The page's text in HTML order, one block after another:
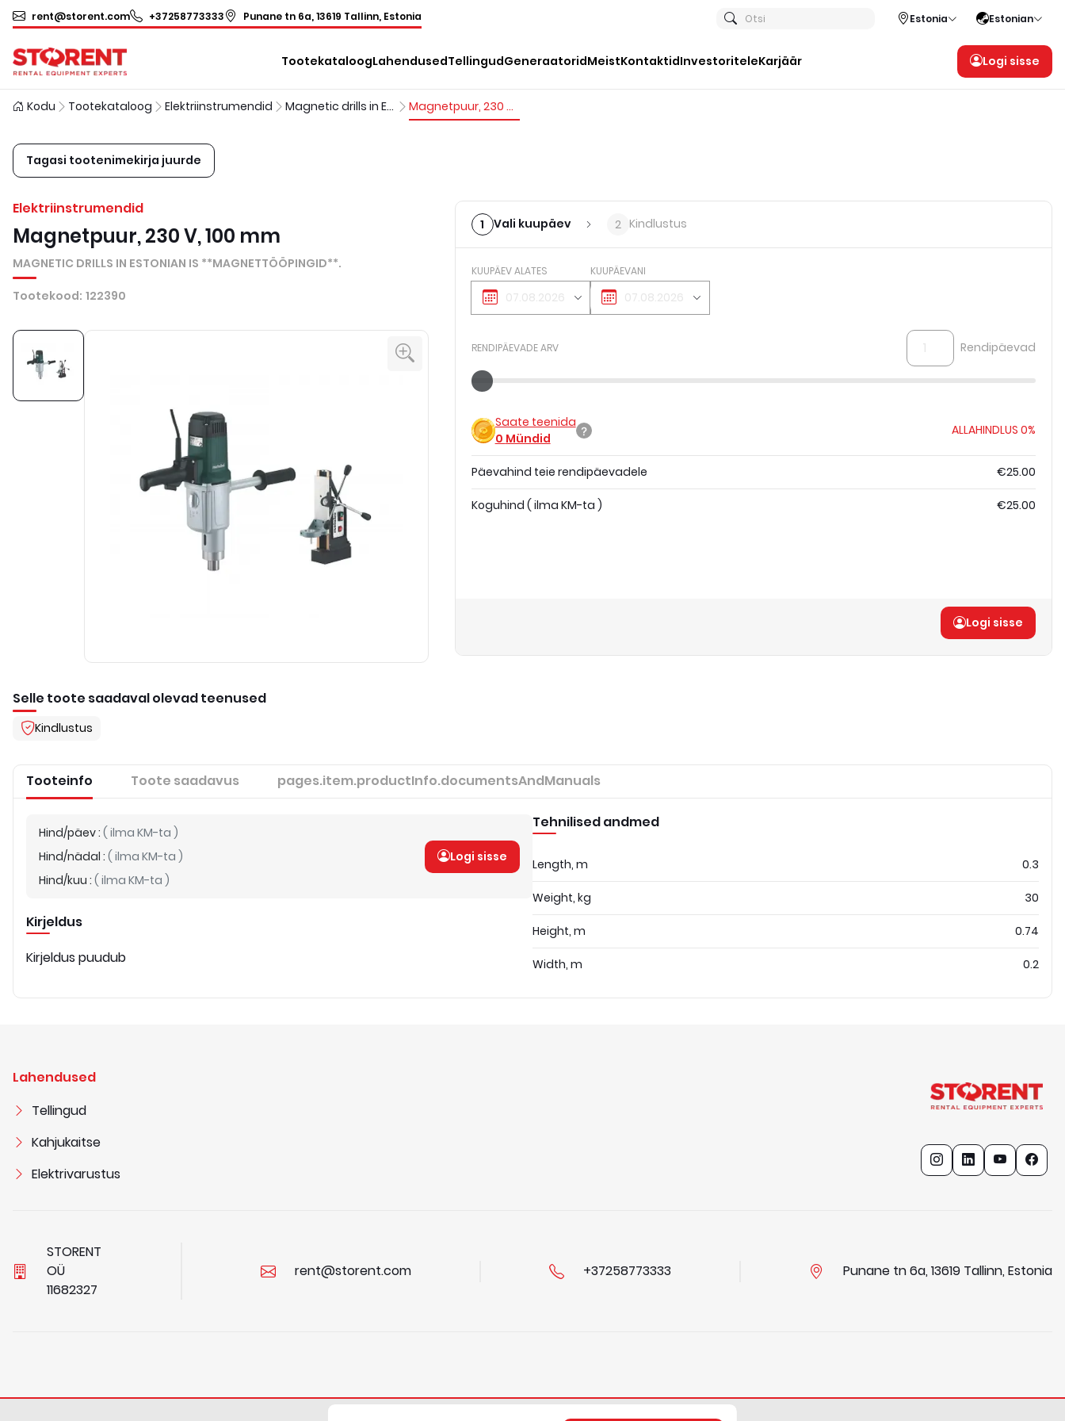
rent@storent.com +37258773333 Punane tn 6a, 13619 Tallinn, Estonia Otsi Estonia Estonian
TootekataloogLahendusedTellingudGeneraatoridMeistKontaktidInvestoriteleKarjäär Logi sisse
Kodu Tootekataloog Elektriinstrumendid Magnetic drills in Estonian is **Magnettööpingid**. Magnetpuur, 230 V, 100 mm
Tagasi tootenimekirja juurde
Elektriinstrumendid
Magnetpuur, 230 V, 100 mm
MAGNETIC DRILLS IN ESTONIAN IS **MAGNETTÖÖPINGID**.
Tootekood: 122390
Selle toote saadaval olevad teenused
Kindlustus
1 Vali kuupäev 2 Kindlustus
KUUPÄEV ALATES KUUPÄEVANI
RENDIPÄEVADE ARV Rendipäevad
Saate teenida
0 Mündid
ALLAHINDLUS 0%
Päevahind teie rendipäevadele €25.00
Koguhind ( ilma KM-ta ) €25.00
Logi sisse
Tooteinfo Toote saadavus pages.item.productInfo.documentsAndManuals
Hind/päev: ( ilma KM-ta )
Hind/nädal : ( ilma KM-ta )
Hind/kuu : ( ilma KM-ta )
Logi sisse
Kirjeldus
Kirjeldus puudub
Tehnilised andmed
Length, m 0.3
Weight, kg 30
Height, m 0.74
Width, m 0.2
Lahendused
Tellingud
Kahjukaitse
Elektrivarustus
STORENT
OÜ
11682327
rent@storent.com +37258773333 Punane tn 6a, 13619 Tallinn, Estonia